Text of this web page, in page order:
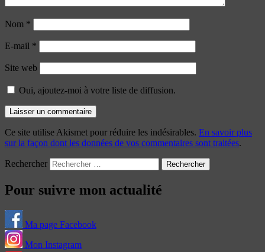
Nom *
E-mail *
Site web
Oui, ajoutez-moi à votre liste de diffusion.
Ce site utilise Akismet pour réduire les indésirables. En savoir plus
sur la façon dont les données de vos commentaires sont traitées.
Rechercher
Pour suivre mon actualité
Ma page Facebook
Mon Instagram